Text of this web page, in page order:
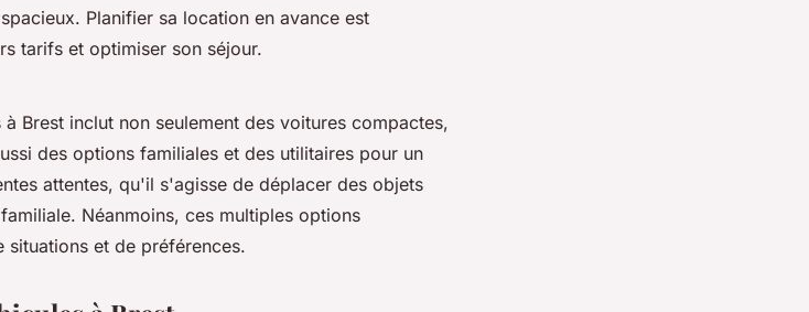
Planifier sa location en avance est
tarifs et optimiser son séjour.
Brest inclut non seulement des voitures compactes,
des options familiales et des utilitaires pour un
attentes, qu'il s'agisse de déplacer des objets
Néanmoins, ces multiples options
et de préférences.